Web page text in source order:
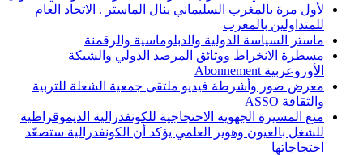
لأول مرة بالمغرب السليماني ينال الماستر . الاتحاد العام
للمتداولين بالمغرب
ماستر السياسة الدولية والدبلوماسية والرقمنة
مسطرة الانخراط ووثائق المرصد الدولي والشبكة
الأوروعربية Abonnement
معرض صور وأشرطة فيديو ملتقى جمعية الشعلة للتربية
والثقافة ASSO
منع المسيرة الجهوية الاحتجاجية للكونفدرالية الديموقراطية
للشغل بالعيون وهوير العلمي يؤكد أن الكونفدرالية ستصعّد
احتجاجاتها